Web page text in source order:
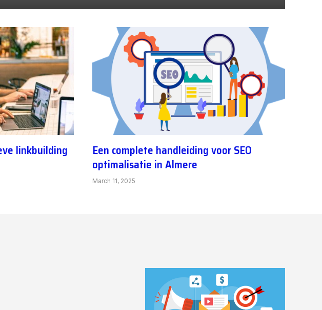
linkbuilding
Een complete handleiding voor SEO
optimalisatie in Almere
March 11, 2025